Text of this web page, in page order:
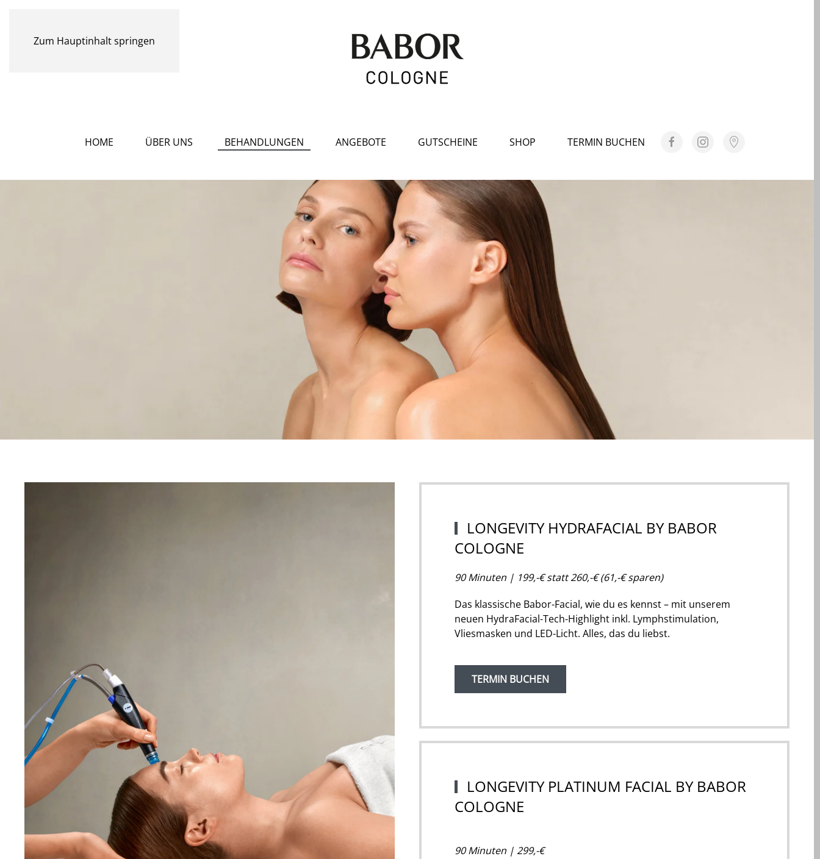
Zum Hauptinhalt springen
HOME ÜBER UNS BEHANDLUNGEN ANGEBOTE GUTSCHEINE SHOP TERMIN BUCHEN
LONGEVITY HYDRAFACIAL BY BABOR
COLOGNE
90 Minuten | 199,-€ statt 260,-€ (61,-€ sparen)
Das klassische Babor-Facial, wie du es kennst – mit unserem
neuen HydraFacial-Tech-Highlight inkl. Lymphstimulation,
Vliesmasken und LED-Licht. Alles, das du liebst.
TERMIN BUCHEN
LONGEVITY PLATINUM FACIAL BY BABOR
COLOGNE
90 Minuten | 299,-€